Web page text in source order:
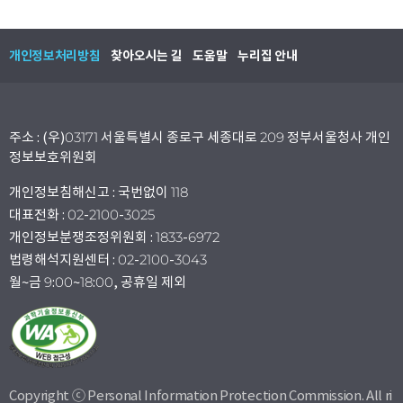
개인정보처리방침 찾아오시는 길 도움말 누리집 안내
주소 : (우)03171 서울특별시 종로구 세종대로 209 정부서울청사 개인
정보보호위원회
개인정보침해신고 : 국번없이 118
대표전화 : 02-2100-3025
개인정보분쟁조정위원회 : 1833-6972
법령해석지원센터 : 02-2100-3043
월~금 9:00~18:00, 공휴일 제외
Copyright ⓒ Personal Information Protection Commission. All ri